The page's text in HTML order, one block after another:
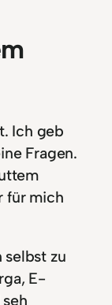
Ich geb
Fragen.
für mich
selbst zu
E-